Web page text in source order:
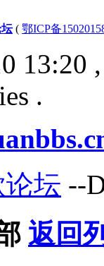
( 鄂ICP备
13:20
.
坛 --
返回